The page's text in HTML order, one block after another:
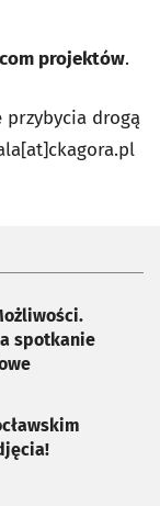
projektów.
przybycia drogą
spotkanie